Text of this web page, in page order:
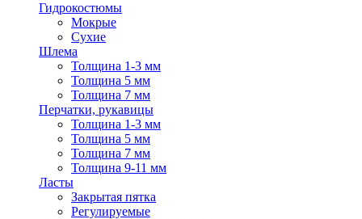
Гидрокостюмы
Мокрые
Сухие
Шлема
Толщина 1-3 мм
Толщина 5 мм
Толщина 7 мм
Перчатки, рукавицы
Толщина 1-3 мм
Толщина 5 мм
Толщина 7 мм
Толщина 9-11 мм
Ласты
Закрытая пятка
Регулируемые